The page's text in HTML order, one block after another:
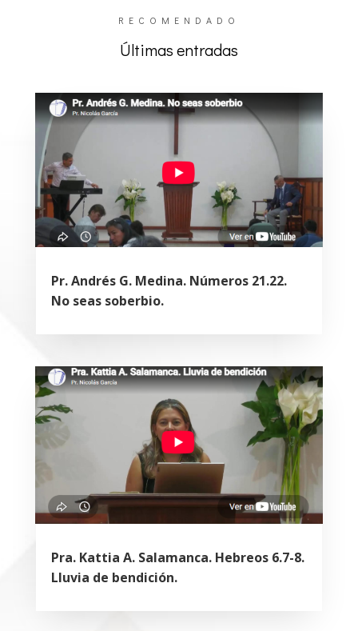
RECOMENDADO
Últimas entradas
Pr. Andrés G. Medina. Números 21.22.
No seas soberbio.
Pra. Kattia A. Salamanca. Hebreos 6.7-8.
Lluvia de bendición.